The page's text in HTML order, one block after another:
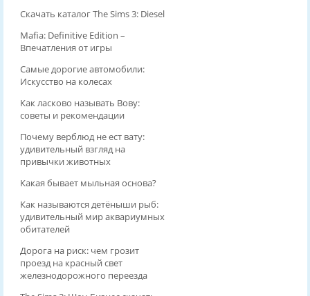
Скачать каталог The Sims 3: Diesel
Mafia: Definitive Edition –
Впечатления от игры
Самые дорогие автомобили:
Искусство на колесах
Как ласково называть Вову:
советы и рекомендации
Почему верблюд не ест вату:
удивительный взгляд на
привычки животных
Какая бывает мыльная основа?
Как называются детёныши рыб:
удивительный мир аквариумных
обитателей
Дорога на риск: чем грозит
проезд на красный свет
железнодорожного переезда